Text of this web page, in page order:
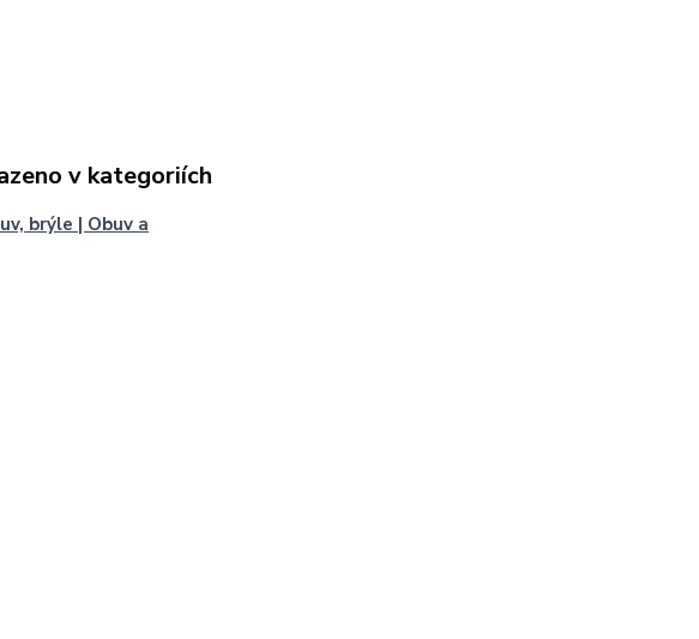
v kategoriích
brýle | Obuv a